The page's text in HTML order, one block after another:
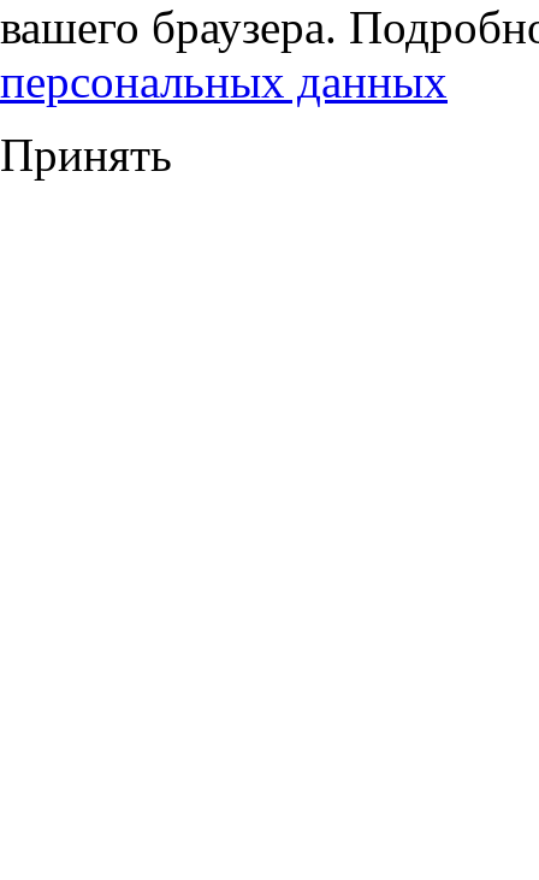
вашего браузера.
персональных данных
Принять